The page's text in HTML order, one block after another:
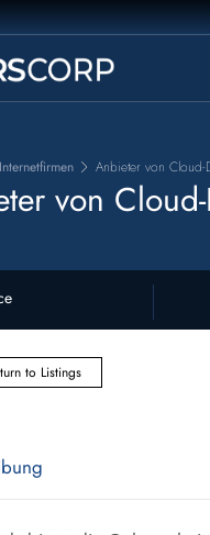
Internetfirmen Anbieter von Cloud-
von
to Listings